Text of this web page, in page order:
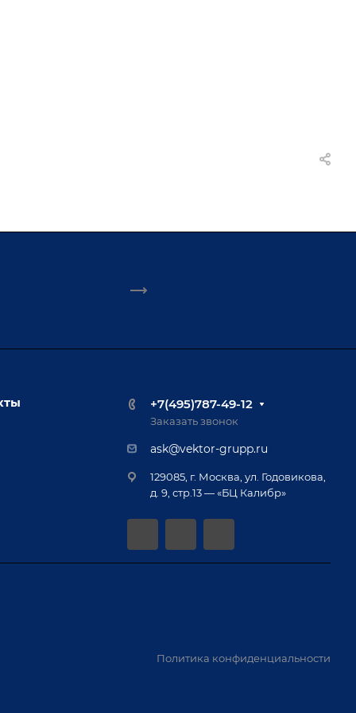
+7(495)787-49-12
Заказать звонок
ask@vektor-grupp.ru
129085, г. Москва, ул. Годовикова,
д. 9, стр.13 — «БЦ Калибр»
Политика конфиденциальности